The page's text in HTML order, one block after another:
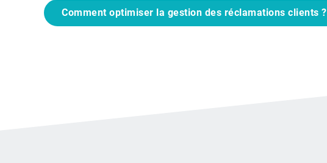
Comment optimiser la gestion des réclamations clients ?